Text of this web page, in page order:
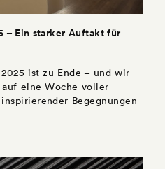
– Ein starker Auftakt für
ist zu Ende – und wir
eine Woche voller
Begegnungen